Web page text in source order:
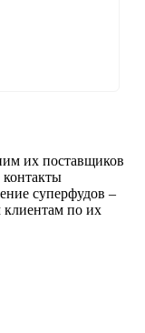
их поставщиков
суперфудов –
клиентам по их